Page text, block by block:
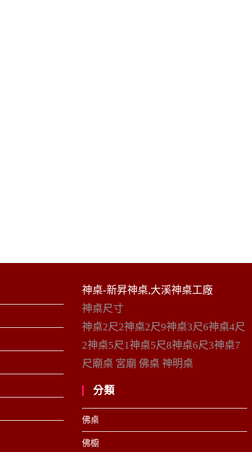
神桌-新昇神桌,大溪神桌工廠
神桌尺寸
神桌2尺2神桌2尺9神桌3尺6神桌4尺
2神桌5尺1神桌5尺8神桌6尺3神桌7
尺廟桌 宮廟 佛桌 神明桌
分類
佛桌
佛櫥